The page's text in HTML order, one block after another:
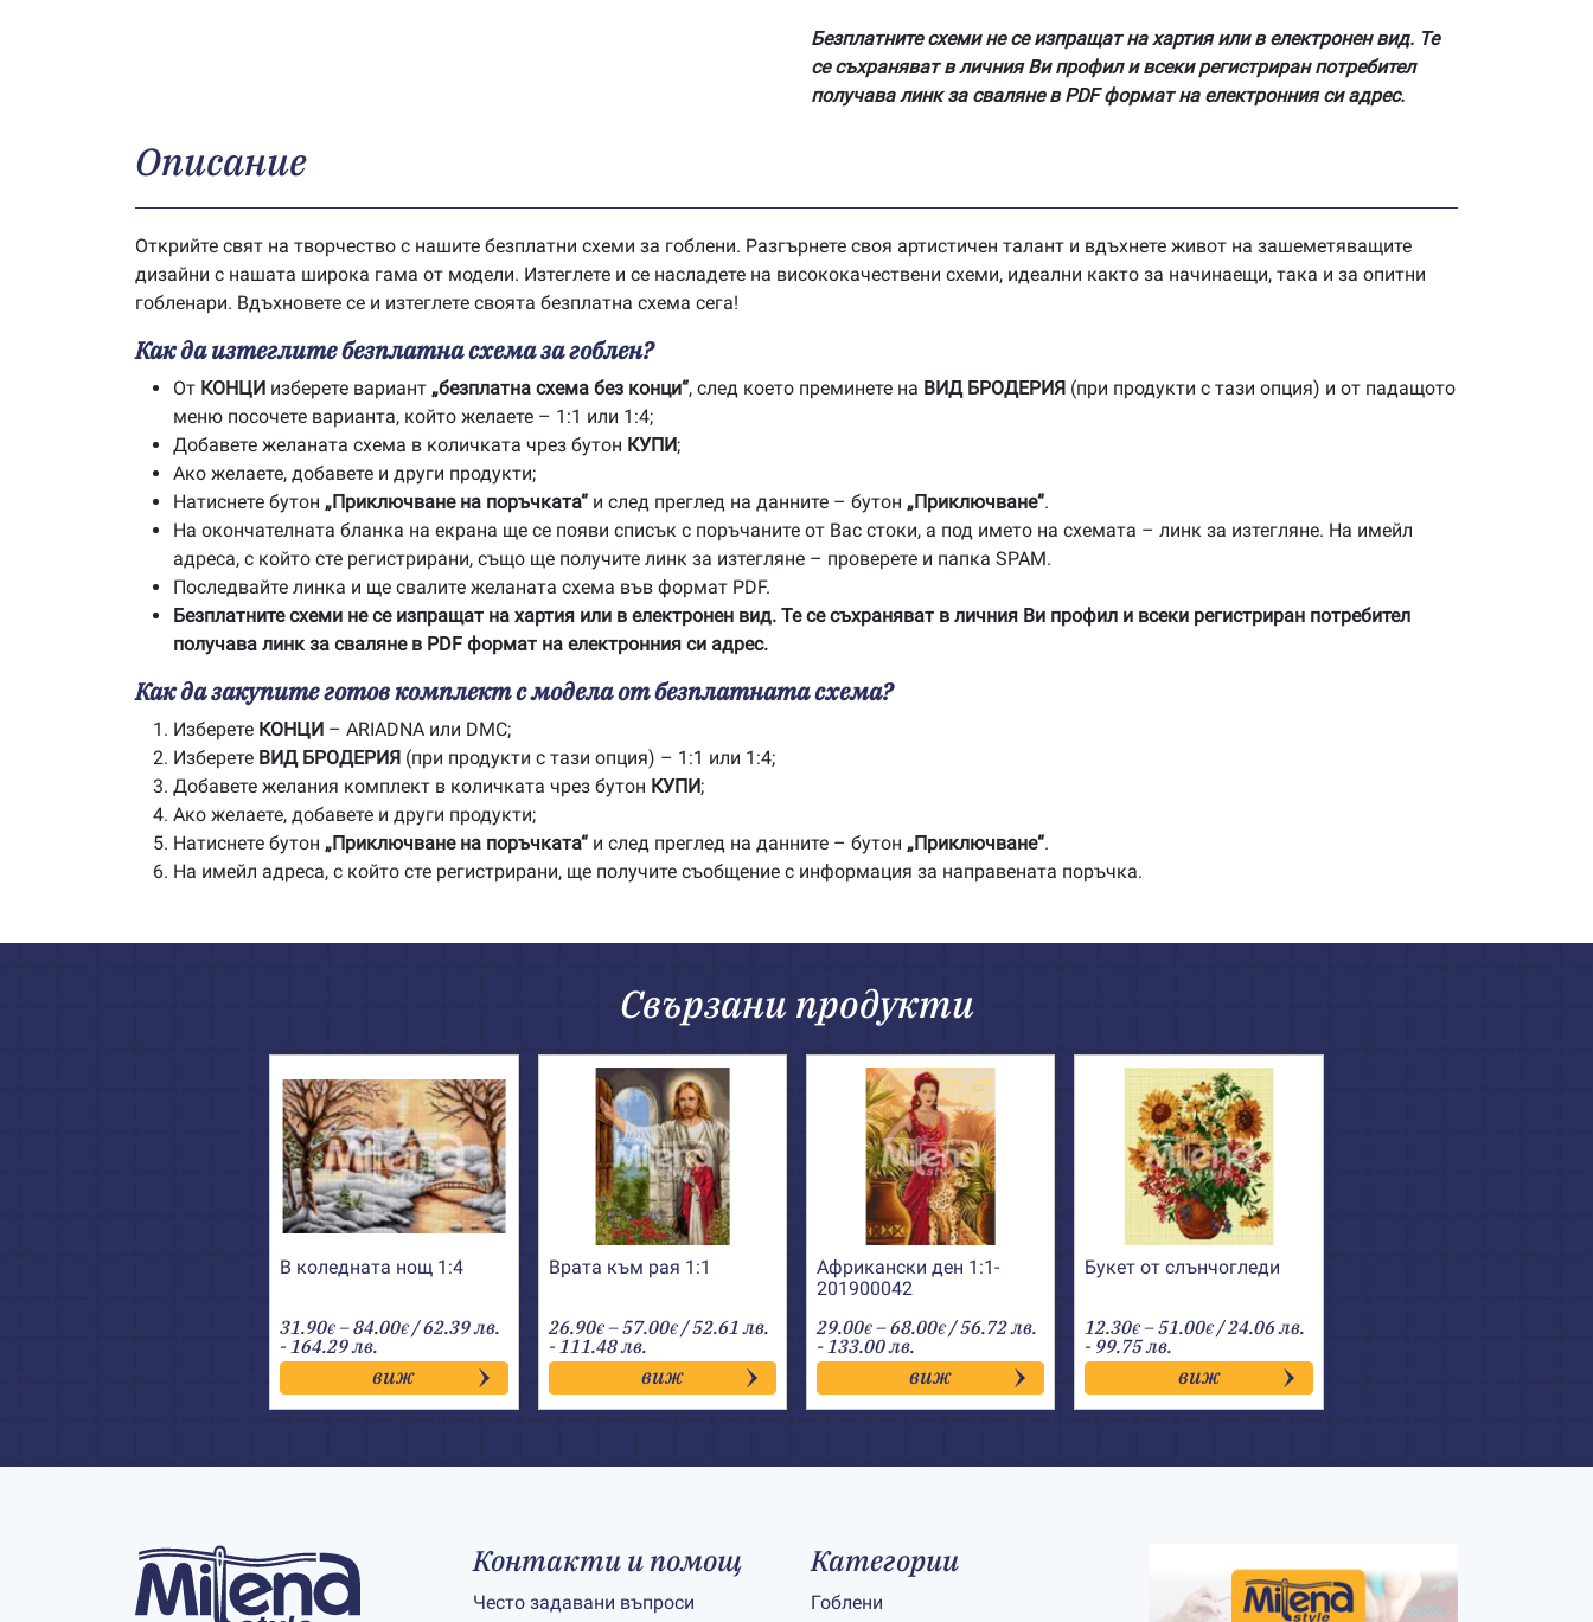
Безплатните схеми не се изпращат на хартия или в електронен вид. Те
се съхраняват в личния Ви профил и всеки регистриран потребител
получава линк за сваляне в PDF формат на електронния си адрес.
Описание
Открийте свят на творчество с нашите безплатни схеми за гоблени. Разгърнете своя артистичен талант и вдъхнете живот на зашеметяващите
дизайни с нашата широка гама от модели. Изтеглете и се насладете на висококачествени схеми, идеални както за начинаещи, така и за опитни
гобленари. Вдъхновете се и изтеглете своята безплатна схема сега!
Как да изтеглите безплатна схема за гоблен?
От КОНЦИ изберете вариант „безплатна схема без конци“, след което преминете на ВИД БРОДЕРИЯ (при продукти с тази опция) и от падащото
меню посочете варианта, който желаете – 1:1 или 1:4;
Добавете желаната схема в количката чрез бутон КУПИ;
Ако желаете, добавете и други продукти;
Натиснете бутон „Приключване на поръчката“ и след преглед на данните – бутон „Приключване“.
На окончателната бланка на екрана ще се появи списък с поръчаните от Вас стоки, а под името на схемата – линк за изтегляне. На имейл
адреса, с който сте регистрирани, също ще получите линк за изтегляне – проверете и папка SPAM.
Последвайте линка и ще свалите желаната схема във формат PDF.
Безплатните схеми не се изпращат на хартия или в електронен вид. Те се съхраняват в личния Ви профил и всеки регистриран потребител
получава линк за сваляне в PDF формат на електронния си адрес.
Как да закупите готов комплект с модела от безплатната схема?
Изберете КОНЦИ – ARIADNA или DMC;
Изберете ВИД БРОДЕРИЯ (при продукти с тази опция) – 1:1 или 1:4;
Добавете желания комплект в количката чрез бутон КУПИ;
Ако желаете, добавете и други продукти;
Натиснете бутон „Приключване на поръчката“ и след преглед на данните – бутон „Приключване“.
На имейл адреса, с който сте регистрирани, ще получите съобщение с информация за направената поръчка.
Свързани продукти
В коледната нощ 1:4
31.90€ –84.00€Price
range:
31.90€
through
84.00€
/ 62.39 лв.
- 164.29 лв.
виж
Врата към рая 1:1
26.90€ –57.00€Price
range:
26.90€
through
57.00€
/ 52.61 лв.
- 111.48 лв.
виж
Африкански ден 1:1-
201900042
29.00€ –68.00€Price
range:
29.00€
through
68.00€
/ 56.72 лв.
- 133.00 лв.
виж
Букет от слънчогледи
12.30€ –51.00€Price
range:
12.30€
through
51.00€
/ 24.06 лв.
- 99.75 лв.
виж
Контакти и помощ
Често задавани въпроси
Категории
Гоблени